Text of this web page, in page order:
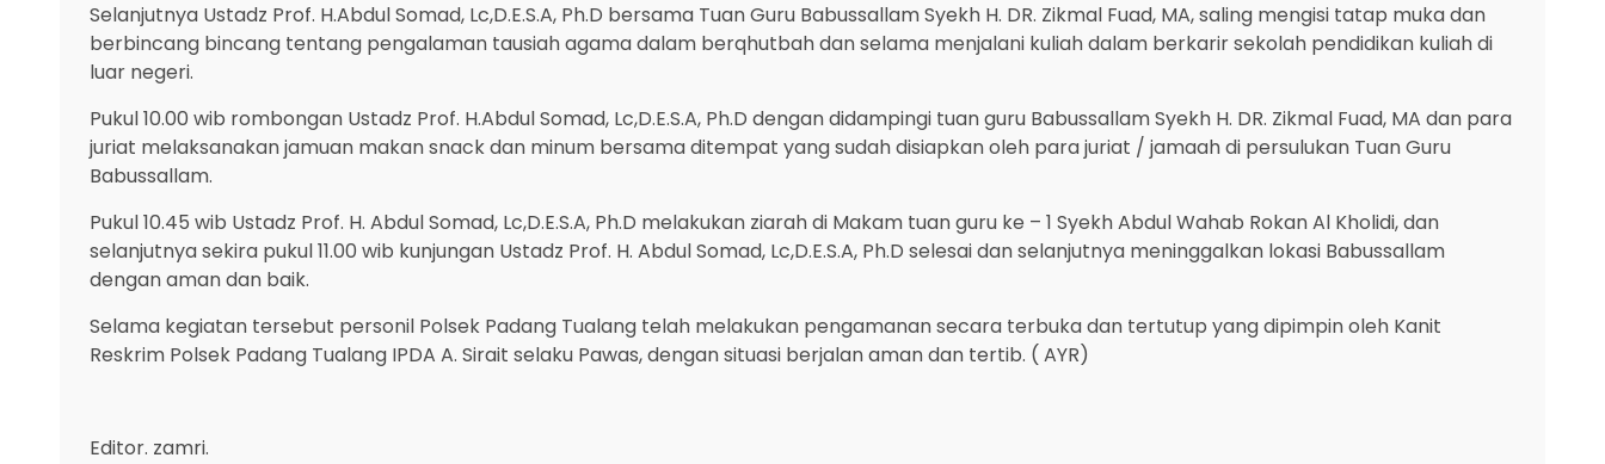
Selanjutnya Ustadz Prof. H.Abdul Somad, Lc,D.E.S.A, Ph.D bersama Tuan Guru Babussallam Syekh H. DR. Zikmal Fuad, MA, saling mengisi tatap muka dan
berbincang bincang tentang pengalaman tausiah agama dalam berqhutbah dan selama menjalani kuliah dalam berkarir sekolah pendidikan kuliah di
luar negeri.
Pukul 10.00 wib rombongan Ustadz Prof. H.Abdul Somad, Lc,D.E.S.A, Ph.D dengan didampingi tuan guru Babussallam Syekh H. DR. Zikmal Fuad, MA dan para
juriat melaksanakan jamuan makan snack dan minum bersama ditempat yang sudah disiapkan oleh para juriat / jamaah di persulukan Tuan Guru
Babussallam.
Pukul 10.45 wib Ustadz Prof. H. Abdul Somad, Lc,D.E.S.A, Ph.D melakukan ziarah di Makam tuan guru ke – 1 Syekh Abdul Wahab Rokan Al Kholidi, dan
selanjutnya sekira pukul 11.00 wib kunjungan Ustadz Prof. H. Abdul Somad, Lc,D.E.S.A, Ph.D selesai dan selanjutnya meninggalkan lokasi Babussallam
dengan aman dan baik.
Selama kegiatan tersebut personil Polsek Padang Tualang telah melakukan pengamanan secara terbuka dan tertutup yang dipimpin oleh Kanit
Reskrim Polsek Padang Tualang IPDA A. Sirait selaku Pawas, dengan situasi berjalan aman dan tertib. ( AYR)
Editor. zamri.